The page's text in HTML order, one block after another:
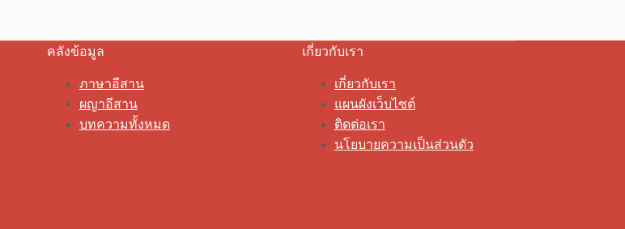
คลังข้อมูล
ภาษาอีสาน
ผญาอีสาน
บทความทั้งหมด
เกี่ยวกับเรา
เกี่ยวกับเรา
แผนผังเว็บไซต์
ติดต่อเรา
นโยบายความเป็นส่วนตัว